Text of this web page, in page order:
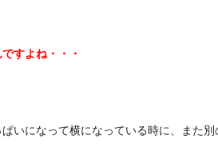
すよね・・・
いになって横になっている時に、また